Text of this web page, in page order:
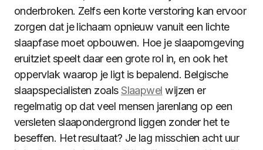
onderbroken. Zelfs een korte verstoring kan ervoor
zorgen dat je lichaam opnieuw vanuit een lichte
slaapfase moet opbouwen. Hoe je slaapomgeving
eruitziet speelt daar een grote rol in, en ook het
oppervlak waarop je ligt is bepalend. Belgische
slaapspecialisten zoals Slaapwel wijzen er
regelmatig op dat veel mensen jarenlang op een
versleten slaapondergrond liggen zonder het te
beseffen. Het resultaat? Je lag misschien acht uur